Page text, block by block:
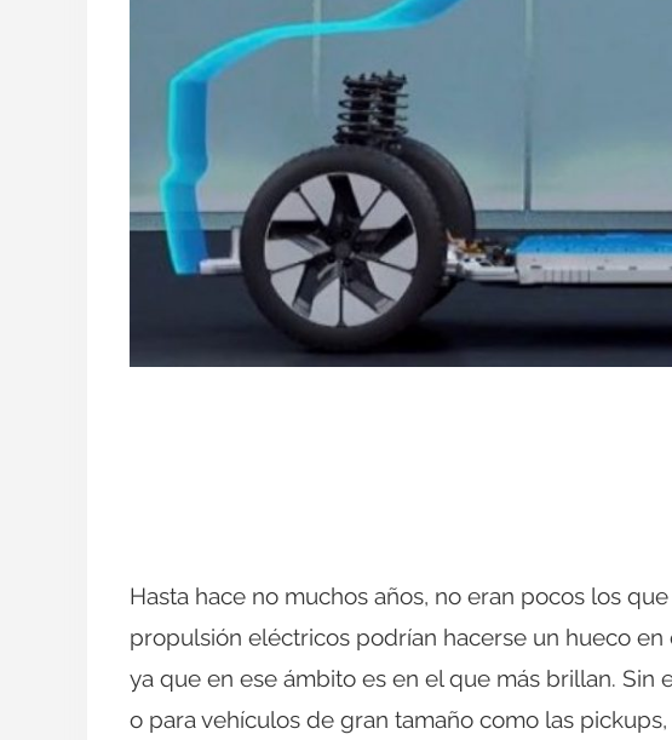
Hasta hace no muchos años, no eran pocos los
propulsión eléctricos podrían hacerse un hueco
ya que en ese ámbito es en el que más brillan. Sin
o para vehículos de gran tamaño como las